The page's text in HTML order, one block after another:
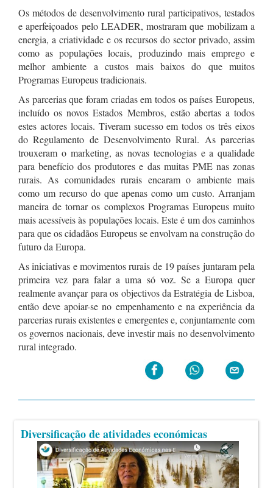
Os métodos de desenvolvimento rural participativos, testados
e aperfeiçoados pelo LEADER, mostraram que mobilizam a
energia, a criatividade e os recursos do sector privado, assim
como as populações locais, produzindo mais emprego e
melhor ambiente a custos mais baixos do que muitos
Programas Europeus tradicionais.
As parcerias que foram criadas em todos os países Europeus,
incluído os novos Estados Membros, estão abertas a todos
estes actores locais. Tiveram sucesso em todos os três eixos
do Regulamento de Desenvolvimento Rural. As parcerias
trouxeram o marketing, as novas tecnologias e a qualidade
para benefício dos produtores e das muitas PME nas zonas
rurais. As comunidades rurais encaram o ambiente mais
como um recurso do que apenas como um custo. Arranjam
maneira de tornar os complexos Programas Europeus muito
mais acessíveis às populações locais. Este é um dos caminhos
para que os cidadãos Europeus se envolvam na construção do
futuro da Europa.
As iniciativas e movimentos rurais de 19 países juntaram pela
primeira vez para falar a uma só voz. Se a Europa quer
realmente avançar para os objectivos da Estratégia de Lisboa,
então deve apoiar-se no empenhamento e na experiência da
parcerias rurais existentes e emergentes e, conjuntamente com
os governos nacionais, deve investir mais no desenvolvimento
rural integrado.
Diversificação de atividades económicas